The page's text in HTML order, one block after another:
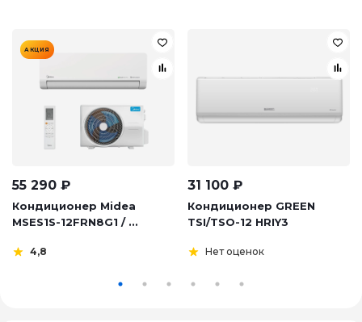
АКЦИЯ
55 290 ₽
Кондиционер Midea
MSES1S-12FRN8G1 / ...
4,8
31 100 ₽
Кондиционер GREEN
TSI/TSO-12 HRIY3
Нет оценок